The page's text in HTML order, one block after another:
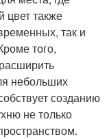
цвет также
так и
того,
небольших
созданию
не только